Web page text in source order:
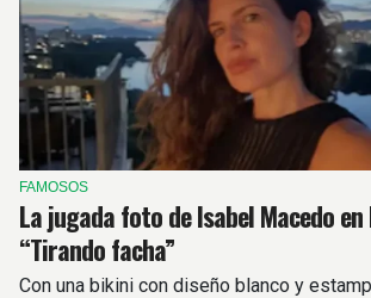
FAMOSOS
La jugada foto de Isabel Macedo
“Tirando facha”
Con una bikini con diseño blanco y